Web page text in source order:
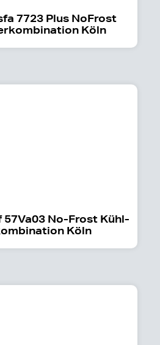
7723 Plus NoFrost
Köln
57Va03 No-Frost Kühl-
Köln